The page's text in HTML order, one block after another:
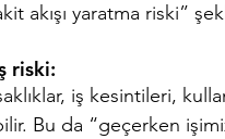
akışı yaratma riski”
riski:
iş kesintileri,
Bu da “geçerken